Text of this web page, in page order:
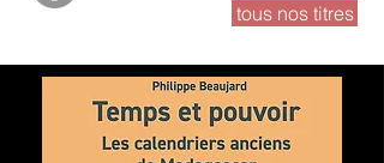
tous nos titres